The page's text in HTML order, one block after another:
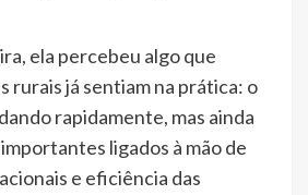
ela percebeu algo que
rurais já sentiam na prática: o
rapidamente, mas ainda
ligados à mão de
e eficiência das